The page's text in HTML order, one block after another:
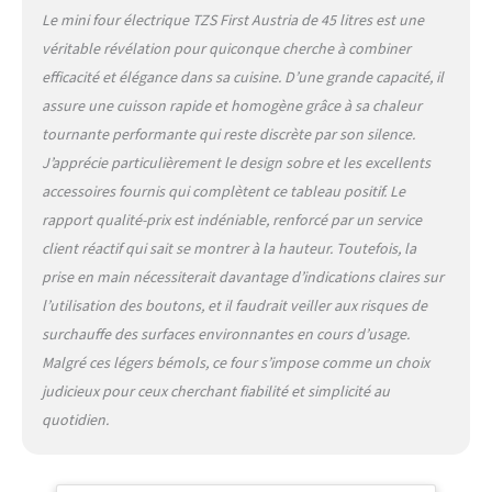
régulière et savoureuse
SÉCURITÉ ET CONFORT
GARANTIS : Grâce à la
poignée en acier inox, la
minuterie de 60 min et la
mise à la terre, ce mini four
grill offre une utilisation
fiable, confortable et
sécurisée
Le mini four électrique TZS First Austria de 45 litres est une
véritable révélation pour quiconque cherche à combiner
efficacité et élégance dans sa cuisine. D’une grande capacité, il
assure une cuisson rapide et homogène grâce à sa chaleur
tournante performante qui reste discrète par son silence.
J’apprécie particulièrement le design sobre et les excellents
accessoires fournis qui complètent ce tableau positif. Le
rapport qualité-prix est indéniable, renforcé par un service
client réactif qui sait se montrer à la hauteur. Toutefois, la
prise en main nécessiterait davantage d’indications claires sur
l’utilisation des boutons, et il faudrait veiller aux risques de
surchauffe des surfaces environnantes en cours d’usage.
Malgré ces légers bémols, ce four s’impose comme un choix
judicieux pour ceux cherchant fiabilité et simplicité au
quotidien.